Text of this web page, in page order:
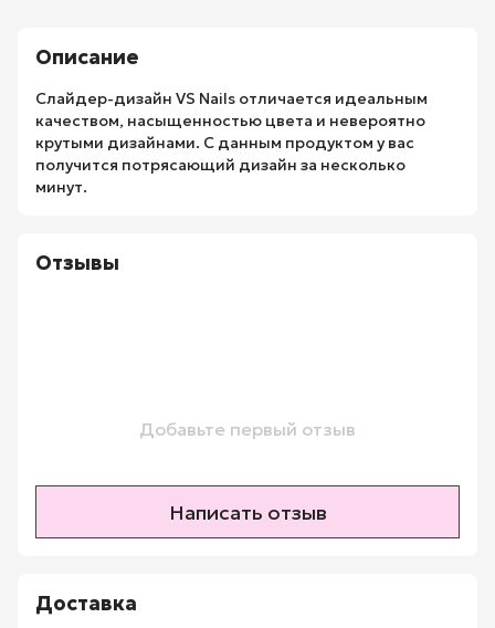
Описание
Слайдер-дизайн VS Nails отличается идеальным
качеством, насыщенностью цвета и невероятно
крутыми дизайнами. С данным продуктом у вас
получится потрясающий дизайн за несколько
минут.
Отзывы
Добавьте первый отзыв
Написать отзыв
Доставка